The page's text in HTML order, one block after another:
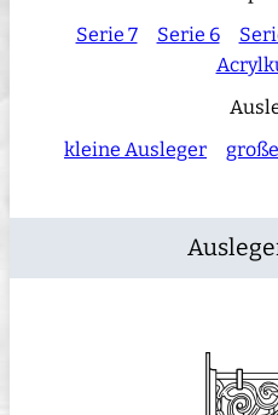
Serie 7
Serie 6
kleine Ausleger